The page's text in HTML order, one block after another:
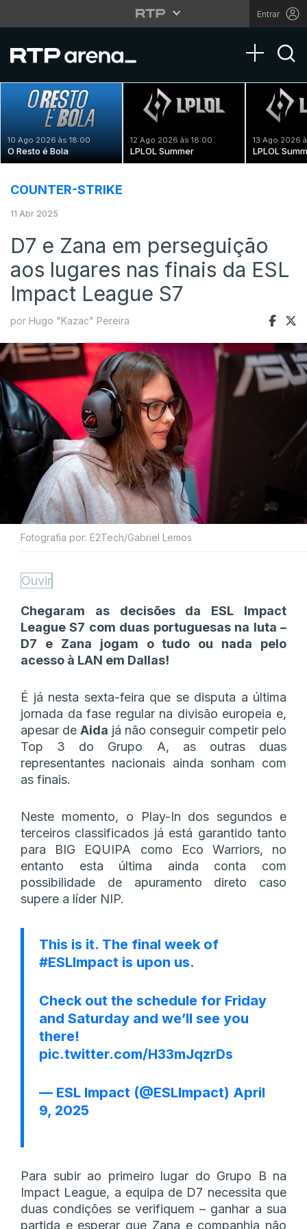
Entrar
Toggle
10 Ago 2026 às 18:00
O Resto é Bola
12 Ago 2026 às 18:00
LPLOL Summer
13 Ago 2026
LPLOL
COUNTER-STRIKE
11 Abr 2025
D7 e Zana em perseguição
aos lugares nas finais da ESL
Impact League S7
por Hugo "Kazac" Pereira
Fotografia por: E2Tech/Gabriel Lemos
Ouvir
Chegaram as decisões da ESL Impact
League S7 com duas portuguesas na luta –
D7 e Zana jogam o tudo ou nada pelo
acesso à LAN em Dallas!
É já nesta sexta-feira que se disputa a última
jornada da fase regular na divisão europeia e,
apesar de Aida já não conseguir competir pelo
Top 3 do Grupo A, as outras duas
representantes nacionais ainda sonham com
as finais.
Neste momento, o Play-In dos segundos e
terceiros classificados já está garantido tanto
para BIG EQUIPA como Eco Warriors, no
entanto esta última ainda conta com
possibilidade de apuramento direto caso
supere a líder NIP.
This is it. The final week of
#ESLImpact is upon us.
Check out the schedule for Friday
and Saturday and we’ll see you
there!
pic.twitter.com/H33mJqzrDs
— ESL Impact (@ESLImpact) April
9, 2025
Para subir ao primeiro lugar do Grupo B na
Impact League, a equipa de D7 necessita que
duas condições se verifiquem – ganhar a sua
partida e esperar que Zana e companhia não